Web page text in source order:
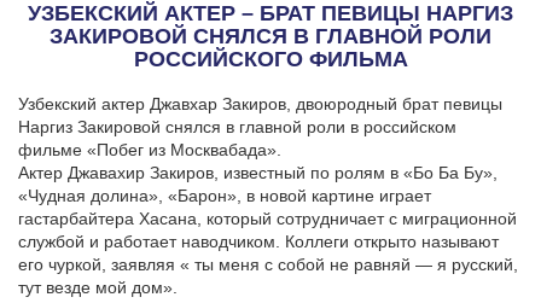
УЗБЕКСКИЙ АКТЕР – БРАТ ПЕВИЦЫ НАРГИЗ
ЗАКИРОВОЙ СНЯЛСЯ В ГЛАВНОЙ РОЛИ
РОССИЙСКОГО ФИЛЬМА
Узбекский актер Джавхар Закиров, двоюродный брат певицы
Наргиз Закировой снялся в главной роли в российском
фильме «Побег из Москвабада».
Актер Джавахир Закиров, известный по ролям в «Бо Ба Бу»,
«Чудная долина», «Барон», в новой картине играет
гастарбайтера Хасана, который сотрудничает с миграционной
службой и работает наводчиком. Коллеги открыто называют
его чуркой, заявляя « ты меня с собой не равняй — я русский,
тут везде мой дом».